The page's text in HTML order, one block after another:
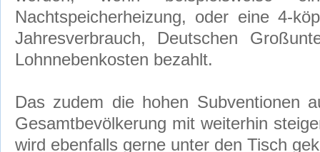
Nachtspeicherheizung, oder eine 4-
Jahresverbrauch, Deutschen
Lohnnebenkosten bezahlt.
Das zudem die hohen Subventionen
Gesamtbevölkerung mit weiterhin
wird ebenfalls gerne unter den Tisch